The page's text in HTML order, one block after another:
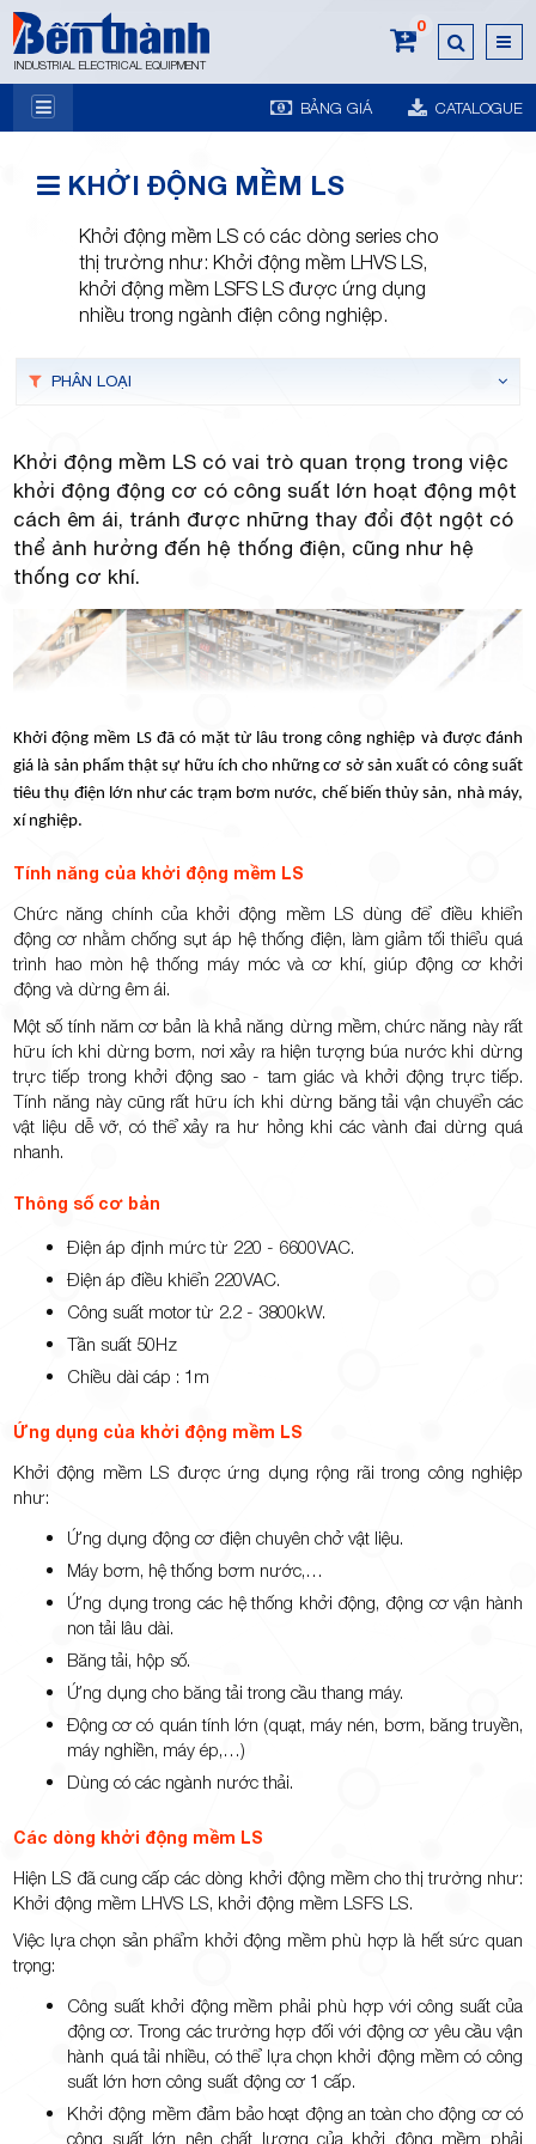
INDUSTRIAL ELECTRICAL EQUIPMENT
0
BẢNG GIÁ CATALOGUE
7A
Trương
Minh
Giảng,
phường
Hiệp Phú,
TP.Thủ
Đức,
TP.HCM
KHỞI ĐỘNG MỀM LS
Khởi động mềm LS có các dòng series cho
thị trường như: Khởi động mềm LHVS LS,
khởi động mềm LSFS LS được ứng dụng
nhiều trong ngành điện công nghiệp.
PHÂN LOẠI
Khởi động mềm LS có vai trò quan trọng trong việc
khởi động động cơ có công suất lớn hoạt động một
cách êm ái, tránh được những thay đổi đột ngột có
thể ảnh hưởng đến hệ thống điện, cũng như hệ
thống cơ khí.
Khởi động mềm LS đã có mặt từ lâu trong công nghiệp và được đánh
giá là sản phẩm thật sự hữu ích cho những cơ sở sản xuất có công suất
tiêu thụ điện lớn như các trạm bơm nước, chế biến thủy sản, nhà máy,
xí nghiệp.
Tính năng của khởi động mềm LS
Chức năng chính của khởi động mềm LS dùng để điều khiển
động cơ nhằm chống sụt áp hệ thống điện, làm giảm tối thiểu quá
trình hao mòn hệ thống máy móc và cơ khí, giúp động cơ khởi
động và dừng êm ái.
Một số tính năm cơ bản là khả năng dừng mềm, chức năng này rất
hữu ích khi dừng bơm, nơi xảy ra hiện tượng búa nước khi dừng
trực tiếp trong khởi động sao - tam giác và khởi động trực tiếp.
Tính năng này cũng rất hữu ích khi dừng băng tải vận chuyển các
vật liệu dễ vỡ, có thể xảy ra hư hỏng khi các vành đai dừng quá
nhanh.
Thông số cơ bản
Điện áp định mức từ 220 - 6600VAC.
Điện áp điều khiển 220VAC.
Công suất motor từ 2.2 - 3800kW.
Tần suất 50Hz
Chiều dài cáp : 1m
Ứng dụng của khởi động mềm LS
Khởi động mềm LS được ứng dụng rộng rãi trong công nghiệp
như:
Ứng dụng động cơ điện chuyên chở vật liệu.
Máy bơm, hệ thống bơm nước,…
Ứng dụng trong các hệ thống khởi động, động cơ vận hành
non tải lâu dài.
Băng tải, hộp số.
Ứng dụng cho băng tải trong cầu thang máy.
Động cơ có quán tính lớn (quạt, máy nén, bơm, băng truyền,
máy nghiền, máy ép,…)
Dùng có các ngành nước thải.
Các dòng khởi động mềm LS
Hiện LS đã cung cấp các dòng khởi động mềm cho thị trường như:
Khởi động mềm LHVS LS, khởi động mềm LSFS LS.
Việc lựa chọn sản phẩm khởi động mềm phù hợp là hết sức quan
trọng:
Công suất khởi động mềm phải phù hợp với công suất của
động cơ. Trong các trường hợp đối với động cơ yêu cầu vận
hành quá tải nhiều, có thể lựa chọn khởi động mềm có công
suất lớn hơn công suất động cơ 1 cấp.
Khởi động mềm đảm bảo hoạt động an toàn cho động cơ có
công suất lớn nên chất lượng của khởi động mềm phải